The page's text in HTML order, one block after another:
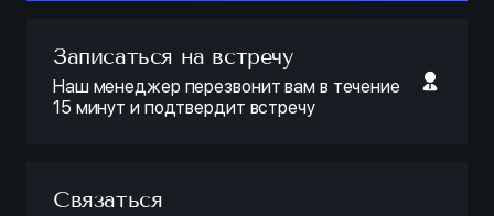
Записаться на встречу
Наш менеджер перезвонит вам в течение
15 минут и подтвердит встречу
Связаться